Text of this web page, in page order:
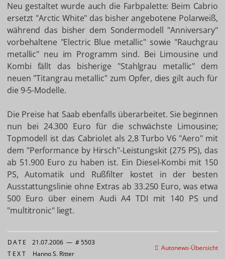
Neu gestaltet wurde auch die Farbpalette: Beim Cabrio
ersetzt "Arctic White" das bisher angebotene Polarweiß,
während das bisher dem Sondermodell "Anniversary"
vorbehaltene "Electric Blue metallic" sowie "Rauchgrau
metallic" neu im Programm sind. Bei Limousine und
Kombi fällt das bisherige "Stahlgrau metallic" dem
neuen "Titangrau metallic" zum Opfer, dies gilt auch für
die 9-5-Modelle.
Die Preise hat Saab ebenfalls überarbeitet. Sie beginnen
nun bei 24.300 Euro für die schwächste Limousine;
Topmodell ist das Cabriolet als 2,8 Turbo V6 "Aero" mit
dem "Performance by Hirsch"-Leistungskit (275 PS), das
ab 51.900 Euro zu haben ist. Ein Diesel-Kombi mit 150
PS, Automatik und Rußfilter kostet in der besten
Ausstattungslinie ohne Extras ab 33.250 Euro, was etwa
500 Euro über einem Audi A4 TDI mit 140 PS und
"multitronic" liegt.
Autonews-Übersicht
DATE 21.07.2006 — # 5503
TEXT Hanno S. Ritter